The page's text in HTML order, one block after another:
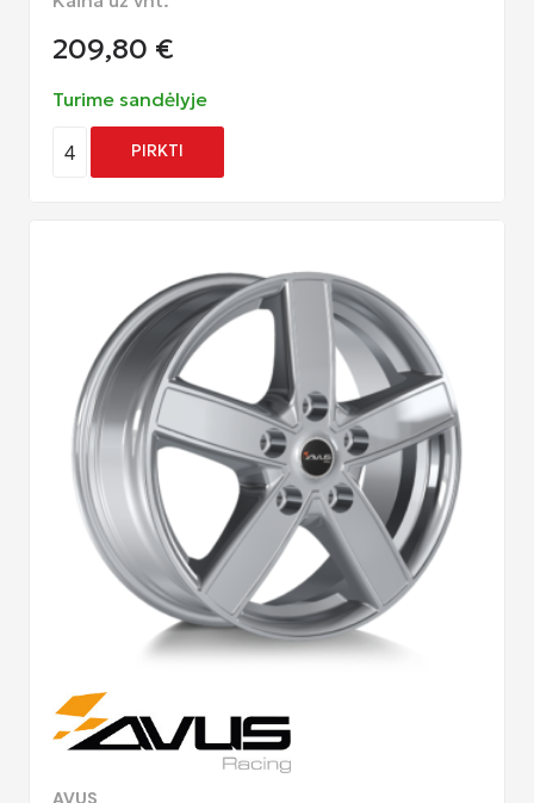
209,80 €
Turime sandėlyje
4 PIRKTI
AVUS